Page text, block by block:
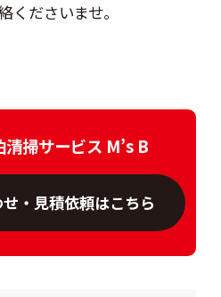
くださいませ。
掃サービス M’s B
・見積依頼はこちら